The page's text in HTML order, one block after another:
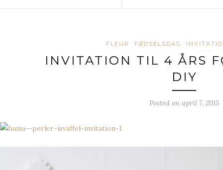
FLEUR FØDSELSDAG
INVITATION TIL 4 ÅRS
DIY
Posted on april 7, 2015